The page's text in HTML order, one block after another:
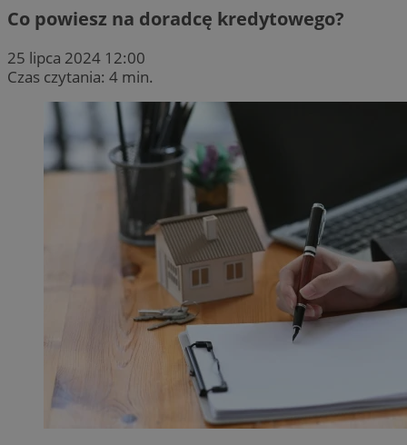
Co powiesz na doradcę kredytowego?
25 lipca 2024 12:00
Czas czytania: 4 min.